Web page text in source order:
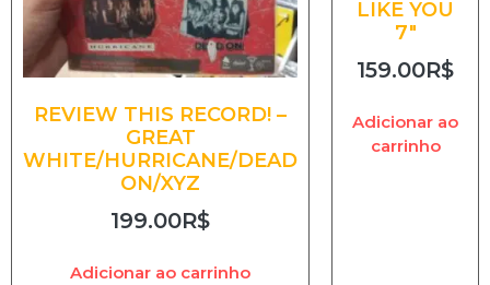
REVIEW THIS RECORD! –
GREAT
WHITE/HURRICANE/DEAD
ON/XYZ
199.00R$
Adicionar ao carrinho
LIKE YOU
7″
159.00R$
Adicionar ao
carrinho